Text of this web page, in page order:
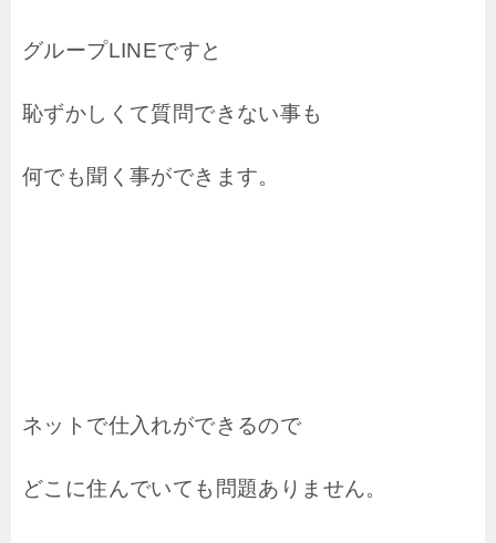
グループLINEですと
恥ずかしくて質問できない事も
何でも聞く事ができます。
ネットで仕入れができるので
どこに住んでいても問題ありません。